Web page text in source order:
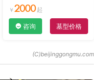
2000
咨询 墓型价格